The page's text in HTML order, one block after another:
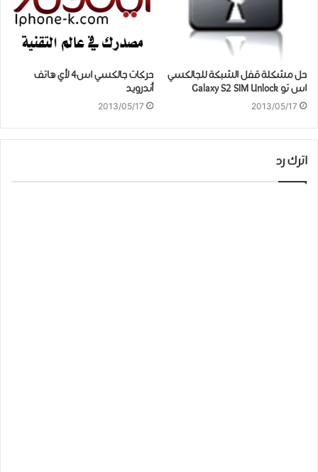
حل مشكلة قفل الشبكة للجالكسي
اس تو Galaxy S2 SIM Unlock
2013/05/17
حركات جالكسي اس4 لأي هاتف
أندرويد
2013/05/17
اترك رد